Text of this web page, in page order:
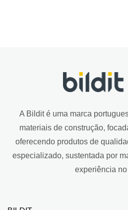
A Bildit é uma marca
materiais de construção,
oferecendo produtos de
especializado, sustentada por
experiência no